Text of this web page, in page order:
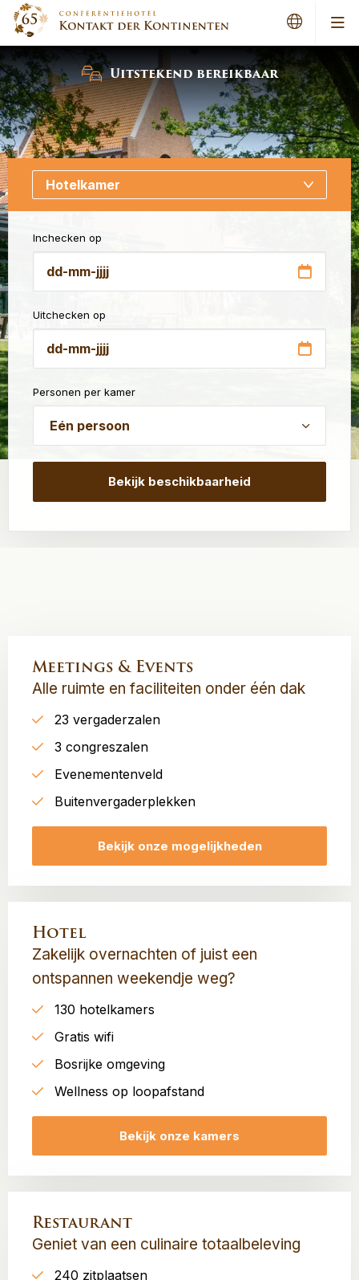
Uitstekend bereikbaar
Inchecken op
DD
MM
JJJJ
Uitchecken op
DD
MM
JJJJ
Personen per kamer
Meetings & Events
Alle ruimte en faciliteiten onder één dak
23 vergaderzalen
3 congreszalen
Evenementenveld
Buitenvergaderplekken
Bekijk onze mogelijkheden
Hotel
Zakelijk overnachten of juist een
ontspannen weekendje weg?
130 hotelkamers
Gratis wifi
Bosrijke omgeving
Wellness op loopafstand
Bekijk onze kamers
Restaurant
Geniet van een culinaire totaalbeleving
240 zitplaatsen